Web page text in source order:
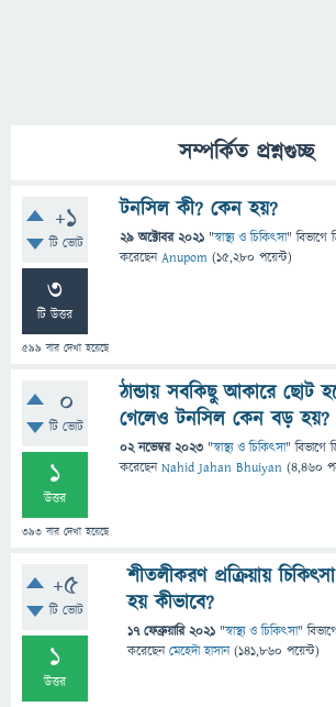
সম্পর্কিত প্রশ্নগুচ্ছ
+1
টি ভোট
3
টি উত্তর
599 বার দেখা হয়েছে
টনসিল কী? কেন হয়?
29 অক্টোবর 2021 "স্বাস্থ্য ও চিকিৎসা" বিভাগে
করেছেনAnupom (15,280 পয়েন্ট)
0
টি ভোট
1
উত্তর
393 বার দেখা হয়েছে
ঠান্ডায় সবকিছু আকারে ছোট
গেলেও টনসিল কেন বড় হয়?
02 নভেম্বর 2023 "স্বাস্থ্য ও চিকিৎসা" বিভাগে
করেছেনNahid Jahan Bhuiyan (4,460
+5
টি ভোট
1
উত্তর
শীতলীকরণ প্রক্রিয়ায়
হয় কীভাবে?
17 ফেব্রুয়ারি 2021 "স্বাস্থ্য ও চিকিৎসা"
করেছেনমেহেদী হাসান (141,860 পয়েন্ট)